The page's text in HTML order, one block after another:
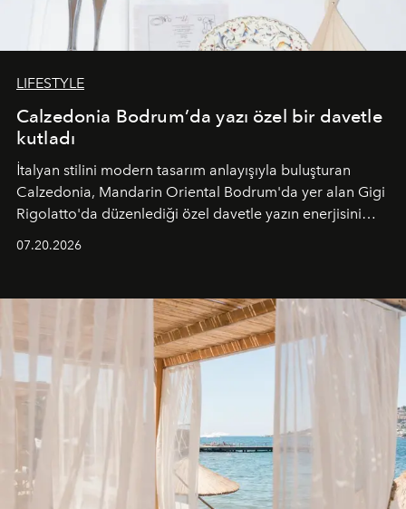
LIFESTYLE
Calzedonia Bodrum’da yazı özel bir davetle
kutladı
İtalyan stilini modern tasarım anlayışıyla buluşturan
Calzedonia, Mandarin Oriental Bodrum'da yer alan Gigi
Rigolatto'da düzenlediği özel davetle yazın enerjisini
07.20.2026